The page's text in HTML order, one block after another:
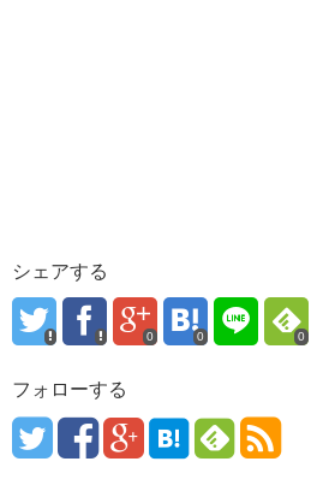
シェアする
0 0 0
フォローする